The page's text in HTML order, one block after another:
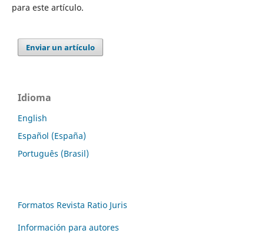
para este artículo.
Enviar un artículo
Idioma
English
Español (España)
Português (Brasil)
Formatos Revista Ratio Juris
Información para autores